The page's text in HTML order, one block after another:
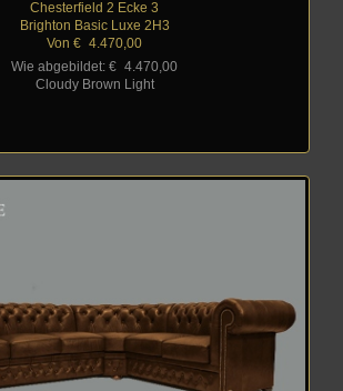
Chesterfield 2 Ecke 3
Brighton Basic Luxe 2H3
Von € 4.470,00
Wie abgebildet: € 4.470,00
Cloudy Brown Light